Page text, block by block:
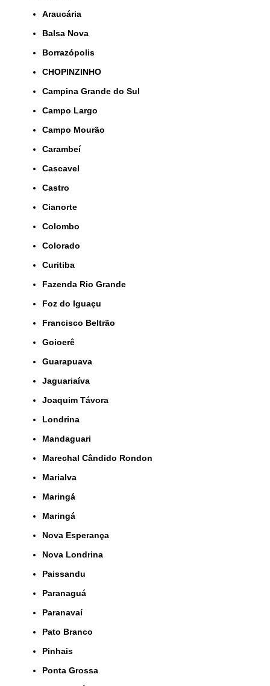
Araucária
Balsa Nova
Borrazópolis
CHOPINZINHO
Campina Grande do Sul
Campo Largo
Campo Mourão
Carambeí
Cascavel
Castro
Cianorte
Colombo
Colorado
Curitiba
Fazenda Rio Grande
Foz do Iguaçu
Francisco Beltrão
Goioerê
Guarapuava
Jaguariaíva
Joaquim Távora
Londrina
Mandaguari
Marechal Cândido Rondon
Marialva
Maringá
Maringá
Nova Esperança
Nova Londrina
Paissandu
Paranaguá
Paranavaí
Pato Branco
Pinhais
Ponta Grossa